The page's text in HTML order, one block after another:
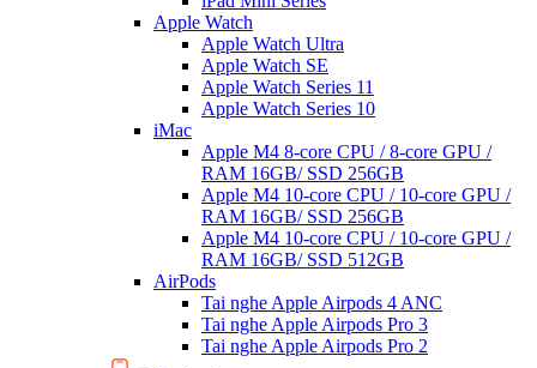
Apple Watch
Apple Watch Ultra
Apple Watch SE
Apple Watch Series 11
Apple Watch Series 10
iMac
Apple M4 8-core CPU / 8-core GPU /
RAM 16GB/ SSD 256GB
Apple M4 10-core CPU / 10-core GPU /
RAM 16GB/ SSD 256GB
Apple M4 10-core CPU / 10-core GPU /
RAM 16GB/ SSD 512GB
AirPods
Tai nghe Apple Airpods 4 ANC
Tai nghe Apple Airpods Pro 3
Tai nghe Apple Airpods Pro 2